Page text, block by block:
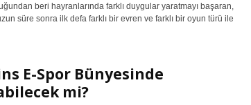
beri hayranlarında farklı duygular yaratmayı başaran,
süre sonra ilk defa farklı bir evren ve farklı bir oyun türü ile
E-Spor Bünyesinde
mi?